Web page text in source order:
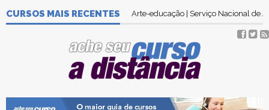
CURSOS MAIS RECENTES Arte-educação | Serviço Nacional de